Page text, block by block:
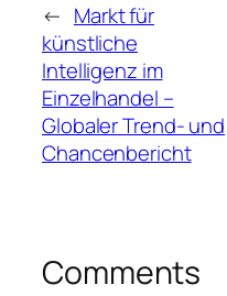
← Markt für
künstliche
Intelligenz im
Einzelhandel –
Globaler Trend- und
Chancenbericht
Comments